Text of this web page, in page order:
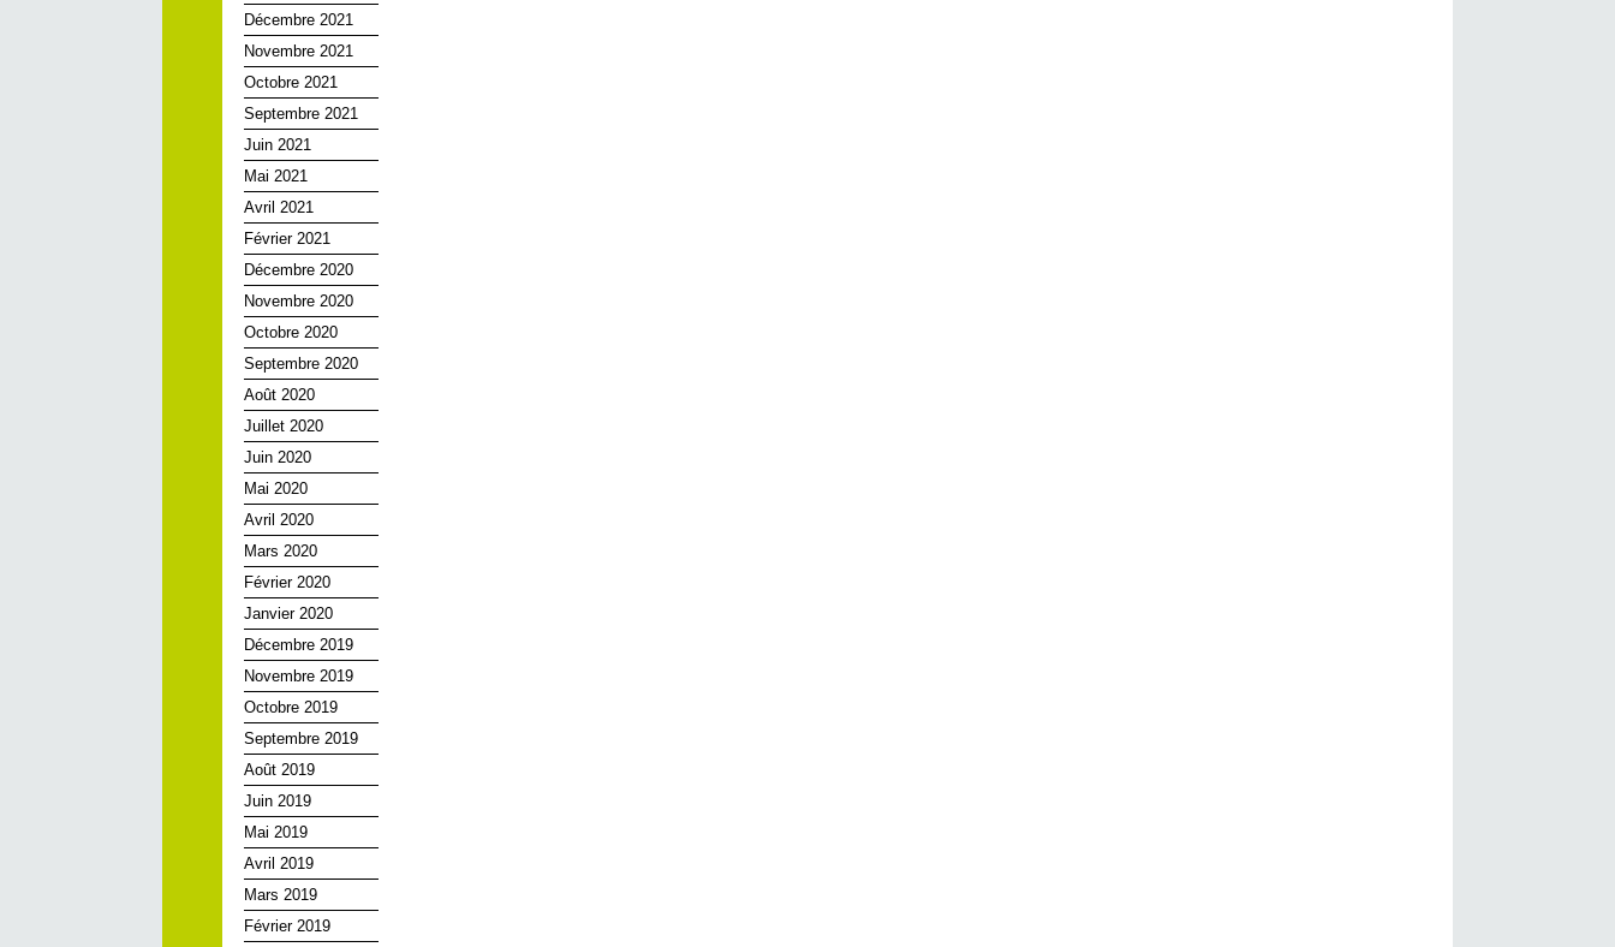
Décembre 2021
Novembre 2021
Octobre 2021
Septembre 2021
Juin 2021
Mai 2021
Avril 2021
Février 2021
Décembre 2020
Novembre 2020
Octobre 2020
Septembre 2020
Août 2020
Juillet 2020
Juin 2020
Mai 2020
Avril 2020
Mars 2020
Février 2020
Janvier 2020
Décembre 2019
Novembre 2019
Octobre 2019
Septembre 2019
Août 2019
Juin 2019
Mai 2019
Avril 2019
Mars 2019
Février 2019